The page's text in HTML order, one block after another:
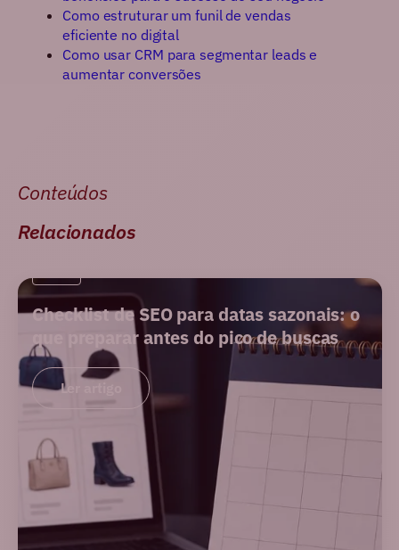
Como estruturar um funil de vendas
eficiente no digital
Como usar CRM para segmentar leads e
aumentar conversões
Conteúdos
Relacionados
Checklist de SEO para datas sazonais: o
que preparar antes do pico de buscas
Ler artigo